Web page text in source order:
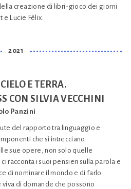
creazione di libri-gioco dei giorni
e Lucie Fèlix.
2021
E TERRA.
CON SILVIA VECCHINI
Panzini
del rapporto tra linguaggio e
che si intrecciano
sue opere, non solo quelle
ci racconta i suoi pensieri sulla parola e
di nominare il mondo e di farlo
di domande che possono